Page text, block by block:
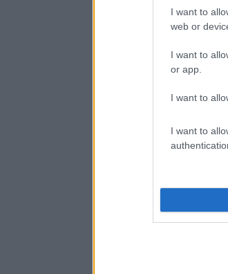
I want to
web or
I want to
or app.
I want to
I want to
ΕΟΠΥΥ:
Μόνιμοι στη